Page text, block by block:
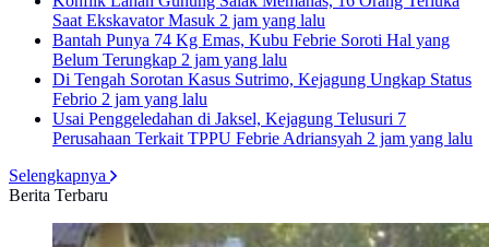
Saat Ekskavator Masuk 2 jam yang lalu
Bantah Punya 74 Kg Emas, Kubu Febrie Soroti Hal yang
Belum Terungkap 2 jam yang lalu
Di Tengah Sorotan Kasus Sutrimo, Kejagung Ungkap Status
Febrio 2 jam yang lalu
Usai Penggeledahan di Jaksel, Kejagung Telusuri 7
Perusahaan Terkait TPPU Febrie Adriansyah 2 jam yang lalu
Selengkapnya
Berita Terbaru